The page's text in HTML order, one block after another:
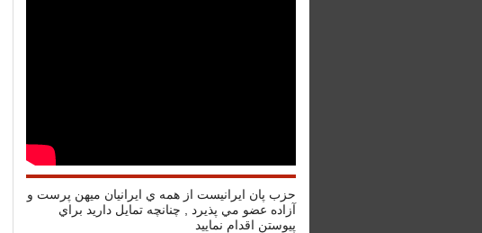
حزب پان ايرانيست از همه ي ايرانيان ميهن پرست و
آزاده عضو مي پذيرد , چنانچه تمايل داريد براي
پيوستن اقدام نماييد